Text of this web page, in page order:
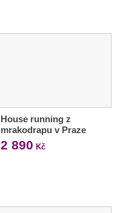
House running z
mrakodrapu v Praze
2 890 Kč